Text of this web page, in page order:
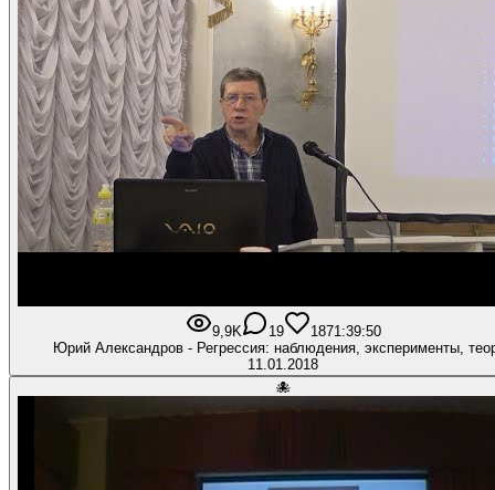
9,9K 19 1871:39:50
Юрий Александров - Регрессия: наблюдения, эксперименты,
11.01.2018
🐙